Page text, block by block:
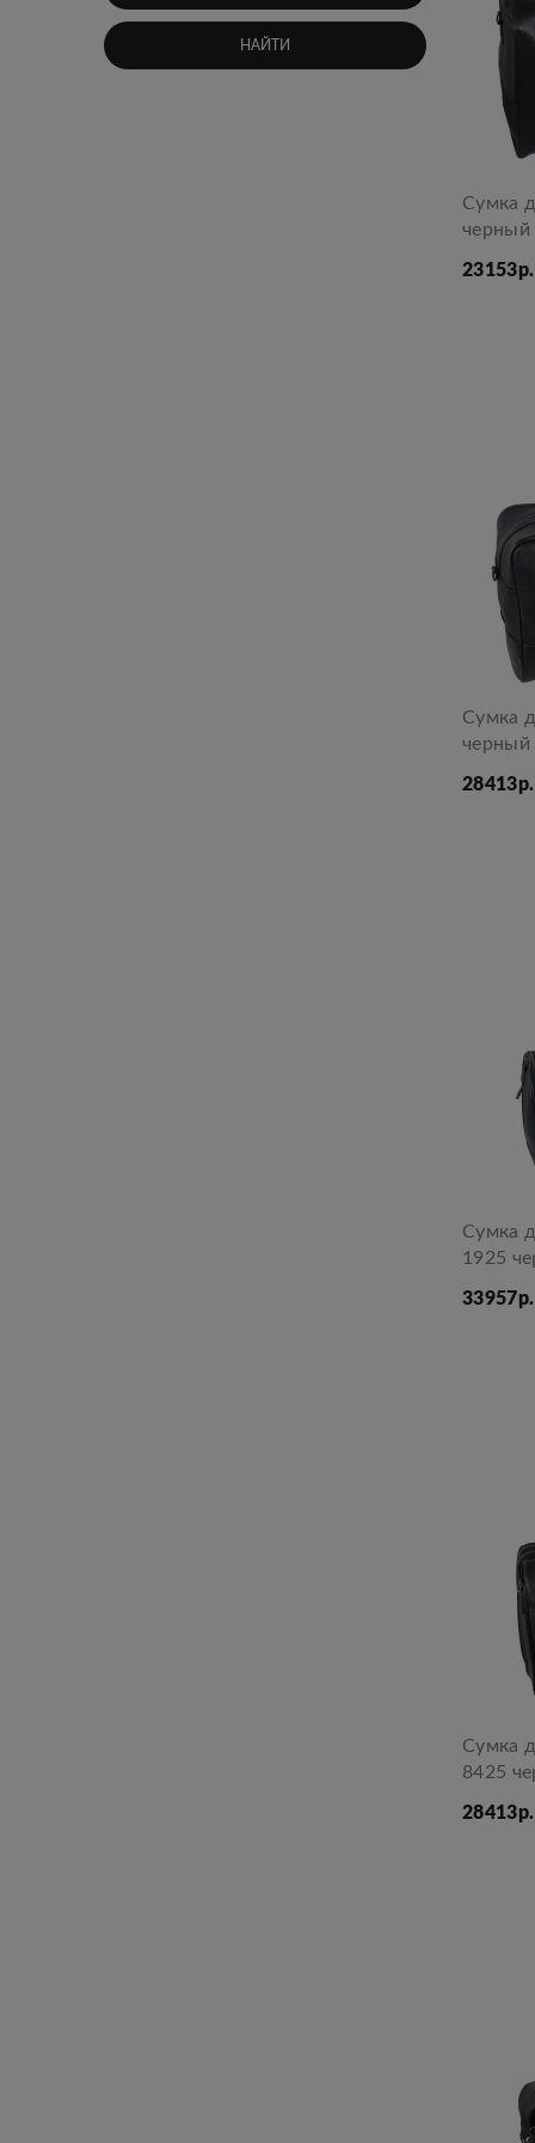
600x250x320 1
3
НАЙТИ
Сумка
черный
23153р.
Сумка
черный
28413р.
Сумка
1925
33957р.
Сумка
8425
28413р.